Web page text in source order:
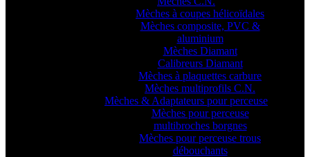
Mèches à coupes hélicoïdales
Mèches composite, PVC &
aluminium
Mèches Diamant
Calibreurs Diamant
Mèches à plaquettes carbure
Mèches multiprofils C.N.
Mèches & Adaptateurs pour perceuse
Mèches pour perceuse
multibroches borgnes
Mèches pour perceuse trous
débouchants